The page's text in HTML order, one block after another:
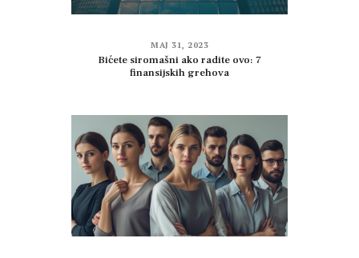
MAJ 31, 2023
Bićete siromašni ako radite ovo: 7
finansijskih grehova